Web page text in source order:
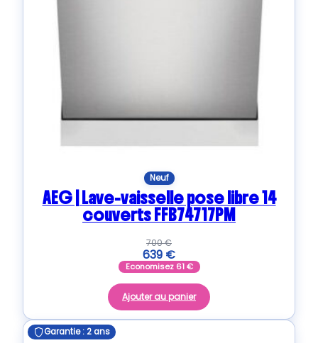
Neuf
AEG | Lave-vaisselle pose libre 14
couverts FFB74717PM
700€
639 €
Economisez 61€
Ajouter au panier
Garantie : 2 ans